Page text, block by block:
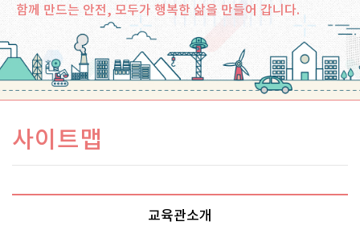
함께 만드는 안전, 모두가 행복한 삶을 만들어 갑니다.
사이트맵
교육관소개